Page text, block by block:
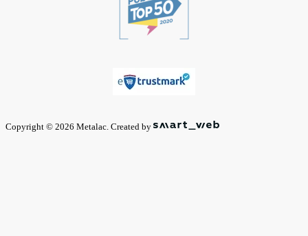
Copyright © 2026 Metalac. Created by